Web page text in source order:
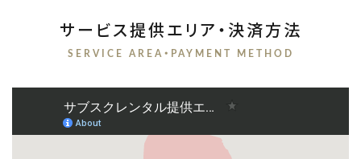
サービス提供エリア・決済方法
SERVICE AREA・PAYMENT METHOD